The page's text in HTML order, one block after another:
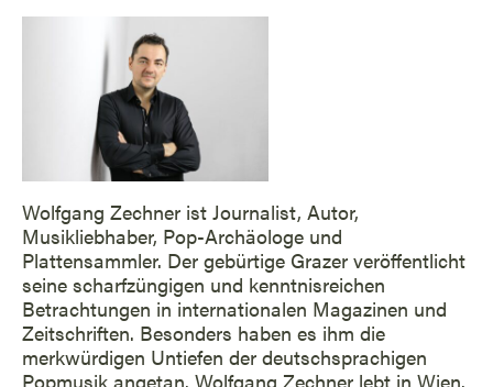
Wolfgang Zechner ist Journalist, Autor,
Musikliebhaber, Pop-Archäologe und
Plattensammler. Der gebürtige Grazer veröffentlicht
seine scharfzüngigen und kenntnisreichen
Betrachtungen in internationalen Magazinen und
Zeitschriften. Besonders haben es ihm die
merkwürdigen Untiefen der deutschsprachigen
Popmusik angetan. Wolfgang Zechner lebt in Wien.